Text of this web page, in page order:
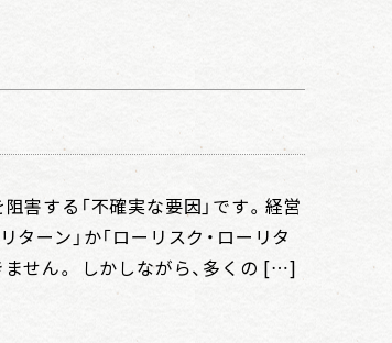
害する「不確実な要因」です。経営
ターン」か「ローリスク・ローリタ
せん。 しかしながら、多くの […]